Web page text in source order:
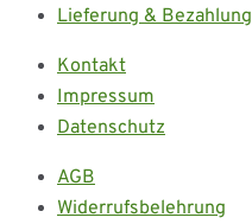
Lieferung & Bezahlung
Kontakt
Impressum
Datenschutz
AGB
Widerrufsbelehrung